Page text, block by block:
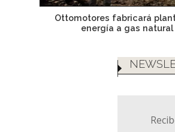
Ottomotores fabricará
energía a gas natural